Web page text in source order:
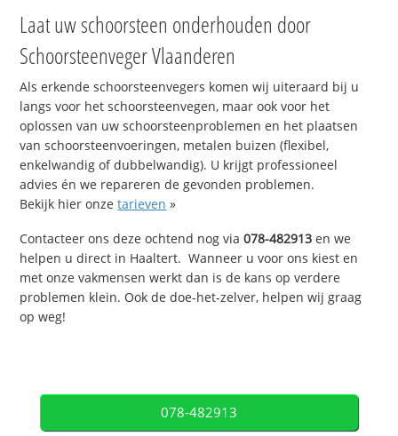
Laat uw schoorsteen onderhouden door
Schoorsteenveger Vlaanderen
Als erkende schoorsteenvegers komen wij uiteraard bij u
langs voor het schoorsteenvegen, maar ook voor het
oplossen van uw schoorsteenproblemen en het plaatsen
van schoorsteenvoeringen, metalen buizen (flexibel,
enkelwandig of dubbelwandig). U krijgt professioneel
advies én we repareren de gevonden problemen.
Bekijk hier onzetarieven »
Contacteer ons deze ochtend nog via078-482913 en we
helpen u direct in Haaltert. Wanneer u voor ons kiest en
met onze vakmensen werkt dan is de kans op verdere
problemen klein. Ook de doe-het-zelver, helpen wij graag
op weg!
078-482913